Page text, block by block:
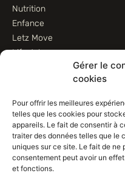
Gérer le
cookies
Pour offrir les meilleures
telles que les cookies pour
appareils. Le fait de consentir à
traiter des données telles que le
uniques sur ce site. Le fait de ne
consentement peut avoir un
et fonctions.
Nutrition
Enfance
Letz Move
Lifestyle
Informations
Contactez-nous
Conditions d’utilisation
Conditions de vente
Déclaration de confidentialité